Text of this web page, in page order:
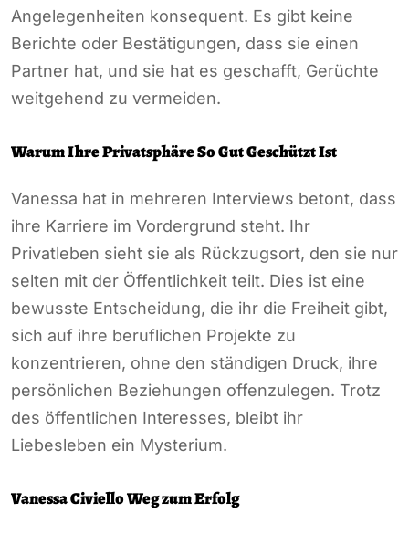
Angelegenheiten konsequent. Es gibt keine
Berichte oder Bestätigungen, dass sie einen
Partner hat, und sie hat es geschafft, Gerüchte
weitgehend zu vermeiden.
Warum Ihre Privatsphäre So Gut Geschützt Ist
Vanessa hat in mehreren Interviews betont, dass
ihre Karriere im Vordergrund steht. Ihr
Privatleben sieht sie als Rückzugsort, den sie nur
selten mit der Öffentlichkeit teilt. Dies ist eine
bewusste Entscheidung, die ihr die Freiheit gibt,
sich auf ihre beruflichen Projekte zu
konzentrieren, ohne den ständigen Druck, ihre
persönlichen Beziehungen offenzulegen. Trotz
des öffentlichen Interesses, bleibt ihr
Liebesleben ein Mysterium.
Vanessa Civiello Weg zum Erfolg